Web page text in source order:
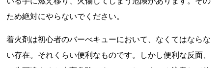
ため絶対にやらないでください。
着火剤は初心者のバーべキューにおいて、なくてはならな
い存在。それくらい便利なものです。しかし便利な反面、